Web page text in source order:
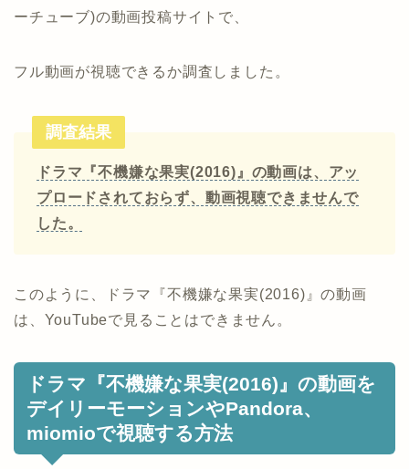
ーチューブ)の動画投稿サイトで、
フル動画が視聴できるか調査しました。
調査結果
ドラマ『不機嫌な果実(2016)』の動画は、アッ
プロードされておらず、動画視聴できませんで
した。
このように、ドラマ『不機嫌な果実(2016)』の動画
は、YouTubeで見ることはできません。
ドラマ『不機嫌な果実(2016)』の動画を
デイリーモーションやPandora、
miomioで視聴する方法